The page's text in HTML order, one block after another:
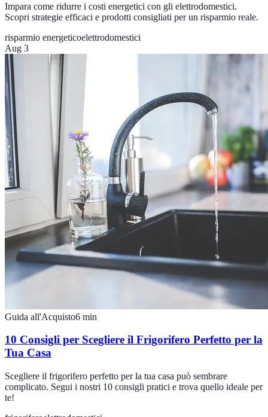
Impara come ridurre i costi energetici con gli elettrodomestici.
Scopri strategie efficaci e prodotti consigliati per un risparmio reale.
risparmio energeticoelettrodomestici
Aug 3
Guida all'Acquisto6 min
10 Consigli per Scegliere il Frigorifero Perfetto per la
Tua Casa
Scegliere il frigorifero perfetto per la tua casa può sembrare
complicato. Segui i nostri 10 consigli pratici e trova quello ideale per
te!